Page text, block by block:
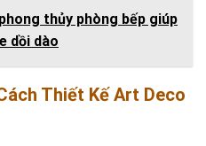
thủy phòng bếp giúp
dồi dào
Thiết Kế Art Deco